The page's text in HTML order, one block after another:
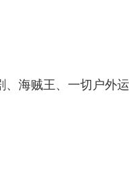
、海贼王、一切户外运